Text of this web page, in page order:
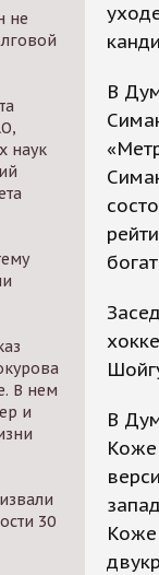
не
наук
В нем
и
30
В
В